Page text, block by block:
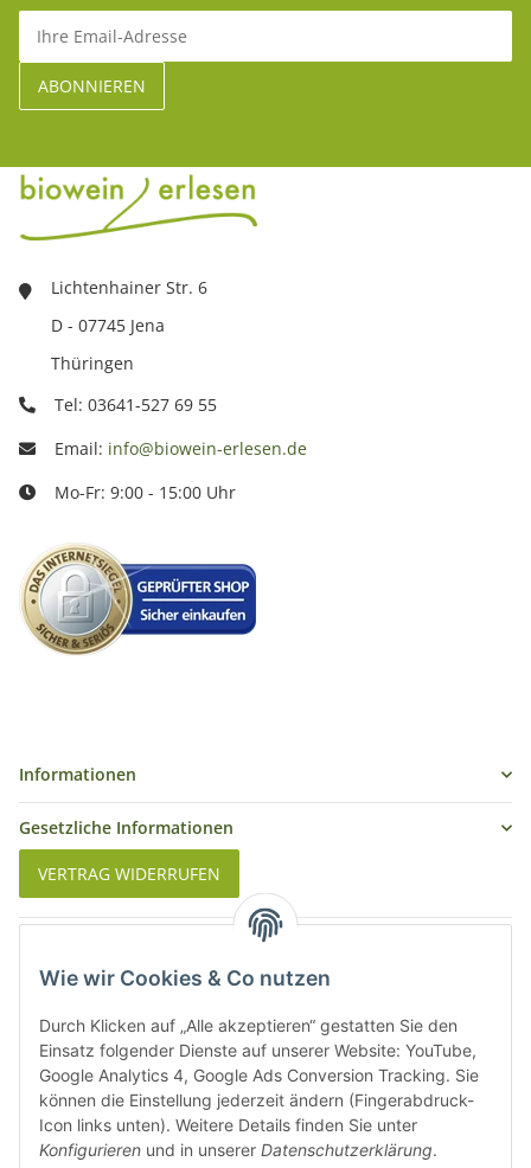
Wie wir Cookies & Co nutzen
Durch Klicken auf „Alle akzeptieren“ gestatten Sie den
Einsatz folgender Dienste auf unserer Website: YouTube,
Google Analytics 4, Google Ads Conversion Tracking. Sie
können die Einstellung jederzeit ändern (Fingerabdruck-
Icon links unten). Weitere Details finden Sie unter
Konfigurieren und in unserer Datenschutzerklärung.
Lichtenhainer Str. 6
D - 07745 Jena
Thüringen
Tel: 03641-527 69 55
Email: info@biowein-erlesen.de
Mo-Fr: 9:00 - 15:00 Uhr
Informationen
Gesetzliche Informationen
VERTRAG WIDERRUFEN
Weinbauregionen und Weinbaugebiete in Österreich
Weiße Rebsorten
Rote Rebsorten